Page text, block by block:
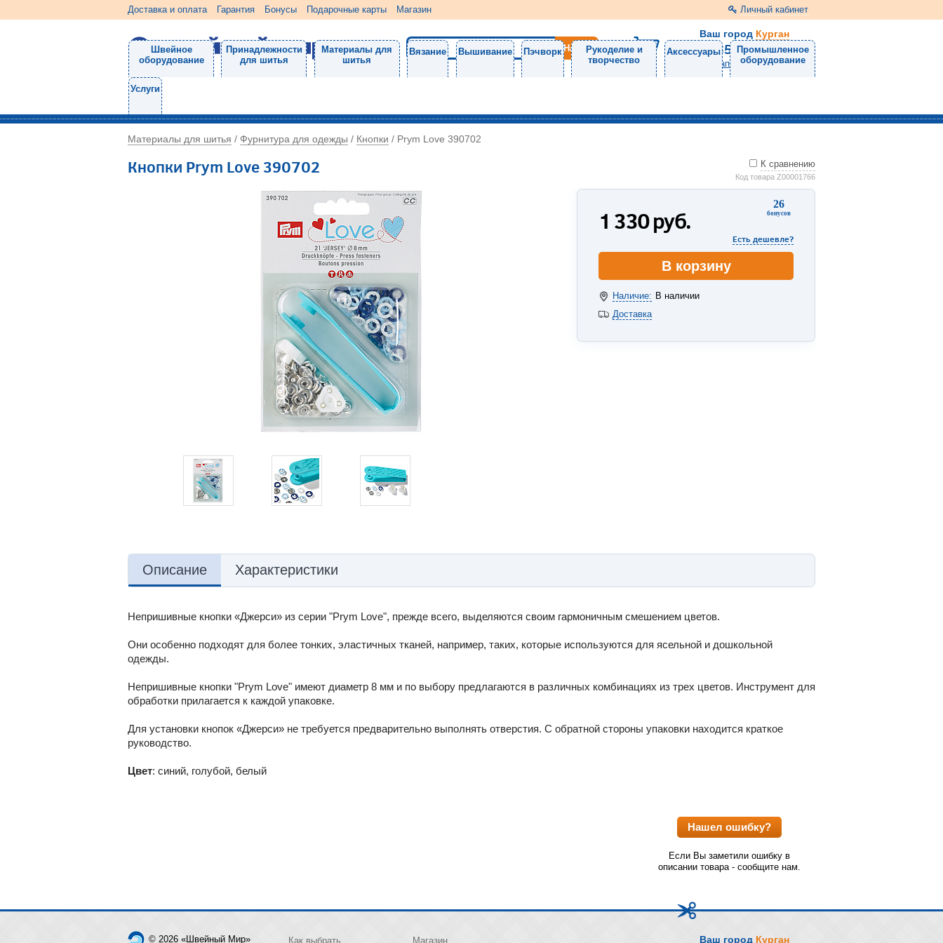
Доставка и оплата Гарантия Бонусы Подарочные карты Магазин Личный кабинет
Ваш город Курган
8 (3522) 46-05-10
Напишите нам
Швейное
оборудование
Принадлежности
для шитья
Материалы для
шитья
Вязание Вышивание Пэчворк
Рукоделие и
творчество
Аксессуары
Промышленное
оборудование
Услуги
Материалы для шитья / Фурнитура для одежды / Кнопки / Prym Love 390702
Кнопки Prym Love 390702 К сравнению
Код товара Z00001766
26
бонусов
1 330руб.
Есть дешевле?
В корзину
Наличие: В наличии
Доставка
Описание Характеристики
Непришивные кнопки «Джерси» из серии "Prym Love", прежде всего, выделяются своим гармоничным смешением цветов.
Они особенно подходят для более тонких, эластичных тканей, например, таких, которые используются для ясельной и дошкольной
одежды.
Непришивные кнопки "Prym Love" имеют диаметр 8 мм и по выбору предлагаются в различных комбинациях из трех цветов. Инструмент для
обработки прилагается к каждой упаковке.
Для установки кнопок «Джерси» не требуется предварительно выполнять отверстия. С обратной стороны упаковки находится краткое
руководство.
Цвет: синий, голубой, белый
Нашел ошибку?
Если Вы заметили ошибку в
описании товара - сообщите нам.
© 2026 «Швейный Мир» Как выбрать Магазин Ваш город Курган